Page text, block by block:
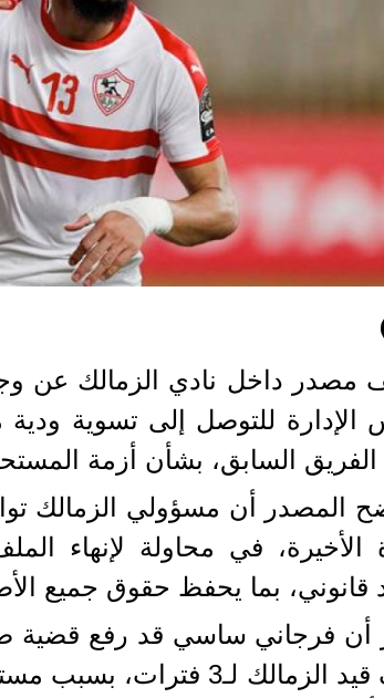
مصدر داخل نادي الزمالك عن
الإدارة للتوصل إلى تسوية
السابق، بشأن أزمة
المصدر أن مسؤولي الزمالك
الأخيرة، في محاولة لإنهاء
قانوني، بما يحفظ حقوق جميع
أن فرجاني ساسي قد رفع قضية
إيقاف قيد الزمالك لـ3